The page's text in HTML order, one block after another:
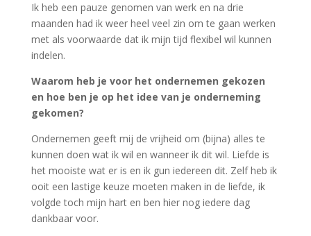
Ik heb een pauze genomen van werk en na drie
maanden had ik weer heel veel zin om te gaan werken
met als voorwaarde dat ik mijn tijd flexibel wil kunnen
indelen.
Waarom heb je voor het ondernemen gekozen
en hoe ben je op het idee van je onderneming
gekomen?
Ondernemen geeft mij de vrijheid om (bijna) alles te
kunnen doen wat ik wil en wanneer ik dit wil. Liefde is
het mooiste wat er is en ik gun iedereen dit. Zelf heb ik
ooit een lastige keuze moeten maken in de liefde, ik
volgde toch mijn hart en ben hier nog iedere dag
dankbaar voor.